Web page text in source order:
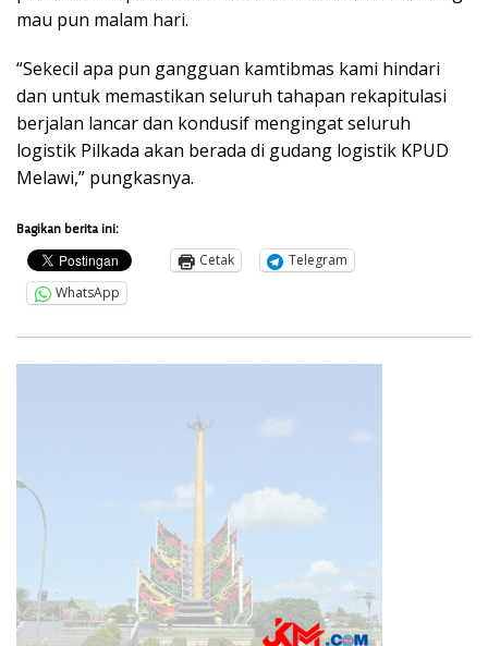
mau pun malam hari.
“Sekecil apa pun gangguan kamtibmas kami hindari
dan untuk memastikan seluruh tahapan rekapitulasi
berjalan lancar dan kondusif mengingat seluruh
logistik Pilkada akan berada di gudang logistik KPUD
Melawi,” pungkasnya.
Bagikan berita ini:
Cetak
Telegram
WhatsApp